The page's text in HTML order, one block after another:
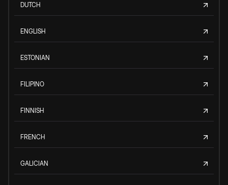
DUTCH
ENGLISH
ESTONIAN
FILIPINO
FINNISH
FRENCH
GALICIAN